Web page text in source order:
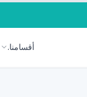
أقسامنا.